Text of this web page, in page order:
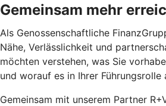
Gemeinsam mehr
Als Genossenschaftliche
Nähe, Verlässlichkeit und
möchten verstehen, was Sie
und worauf es in Ihrer Führungsrolle
Gemeinsam mit unserem Partner